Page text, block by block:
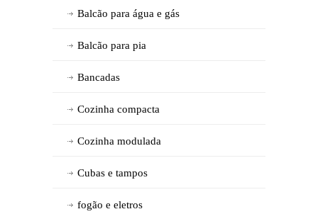
Balcão para água e gás
Balcão para pia
Bancadas
Cozinha compacta
Cozinha modulada
Cubas e tampos
fogão e eletros